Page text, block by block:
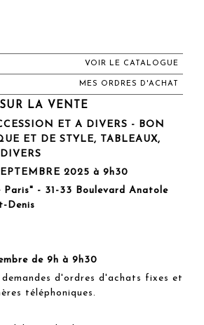
VOIR LE CATALOGUE
MES ORDRES D'ACHAT
LA VENTE
ET A DIVERS - BON
ET DE STYLE, TABLEAUX,
2025 à 9h30
Paris" - 31-33 Boulevard Anatole
Denis
de 9h à 9h30
d'ordres d'achats fixes et
téléphoniques.